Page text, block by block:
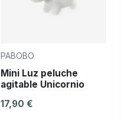
PABOBO
Mini Luz peluche
agitable Unicornio
17,90 €